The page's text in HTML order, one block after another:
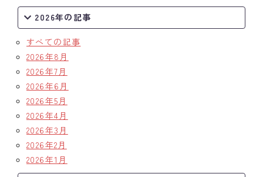
2026年の記事
すべての記事
2026年8月
2026年7月
2026年6月
2026年5月
2026年4月
2026年3月
2026年2月
2026年1月